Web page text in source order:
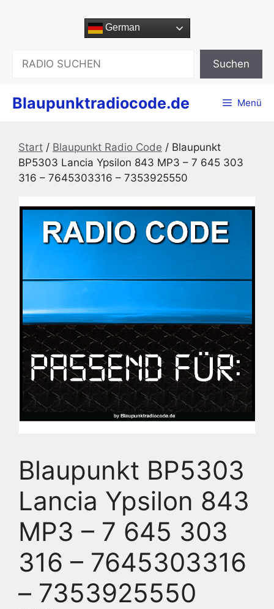
German
Suchen
Blaupunktradiocode.de Menü
Start / Blaupunkt Radio Code / Blaupunkt
BP5303 Lancia Ypsilon 843 MP3 – 7 645 303
316 – 7645303316 – 7353925550
Blaupunkt BP5303
Lancia Ypsilon 843
MP3 – 7 645 303
316 – 7645303316
– 7353925550